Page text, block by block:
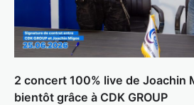
2 concert 100% live de Joachin
bientôt grâce à CDK GROUP